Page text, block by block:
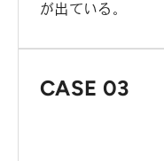
が出ている。
CASE 03